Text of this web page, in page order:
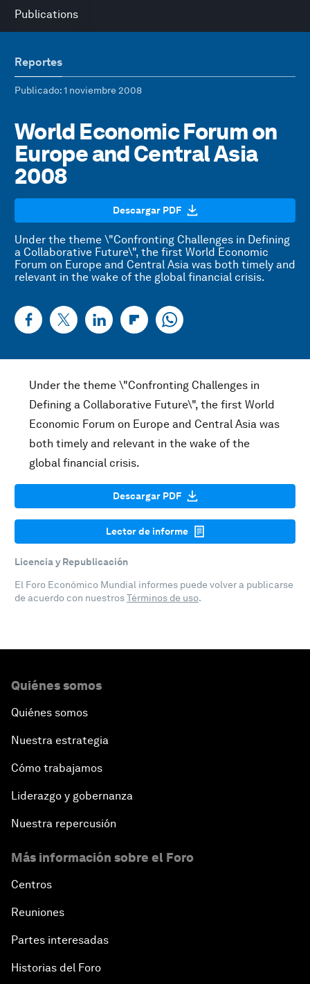
Publications
Reportes
Publicado: 1 noviembre 2008
World Economic Forum on
Europe and Central Asia
2008
Descargar PDF
Under the theme \"Confronting Challenges in Defining
a Collaborative Future\", the first World Economic
Forum on Europe and Central Asia was both timely and
relevant in the wake of the global financial crisis.
Under the theme \"Confronting Challenges in
Defining a Collaborative Future\", the first World
Economic Forum on Europe and Central Asia was
both timely and relevant in the wake of the
global financial crisis.
Descargar PDF
Lector de informe
Licencia y Republicación
El Foro Económico Mundial informes puede volver a publicarse
de acuerdo con nuestrosTérminos de uso.
Quiénes somos
Quiénes somos
Nuestra estrategia
Cómo trabajamos
Liderazgo y gobernanza
Nuestra repercusión
Más información sobre el Foro
Centros
Reuniones
Partes interesadas
Historias del Foro